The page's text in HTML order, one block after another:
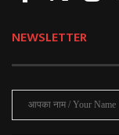
NEWSLETTER